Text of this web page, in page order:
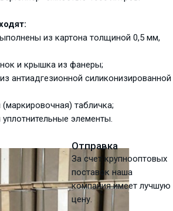
из картона толщиной 0,5 мм,
и крышка из фанеры;
антиадгезионной силиконизированной
табличка;
элементы.
Отправка
За счет крупнооптовых
поставок наша
компания имеет лучшую
цену.